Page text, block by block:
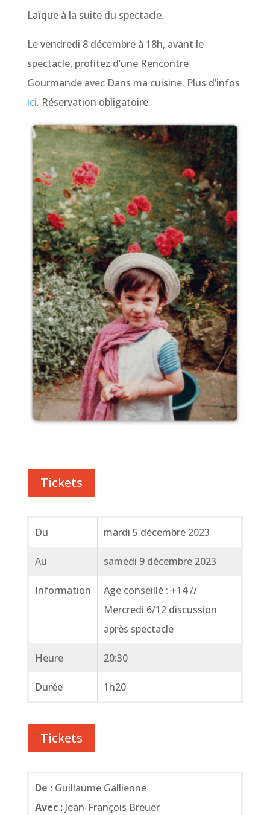
Laïque à la suite du spectacle.
Le vendredi 8 décembre à 18h, avant le
spectacle, profitez d’une Rencontre
Gourmande avec Dans ma cuisine. Plus d’infos
ici. Réservation obligatoire.
Tickets
Du mardi 5 décembre 2023
Au samedi 9 décembre 2023
Information
Age conseillé : +14 //
Mercredi 6/12 discussion
après spectacle
Heure 20:30
Durée 1h20
Tickets
De :Guillaume Gallienne
Avec :Jean-François Breuer